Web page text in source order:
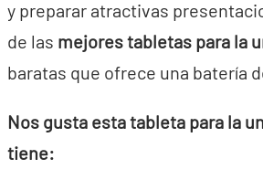
y preparar atractivas
de las mejores tabletas para la
baratas que ofrece una batería
Nos gusta esta tableta para la
tiene: